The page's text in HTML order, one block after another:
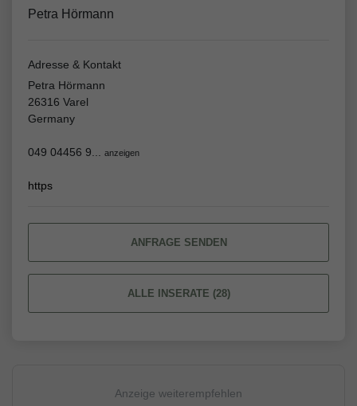
Petra Hörmann
Adresse & Kontakt
Petra Hörmann
26316 Varel
Germany
049 04456 9... anzeigen
https
ANFRAGE SENDEN
ALLE INSERATE (28)
Anzeige weiterempfehlen